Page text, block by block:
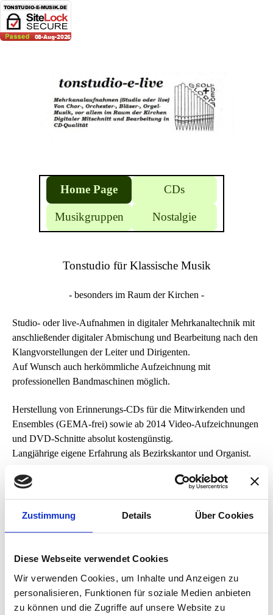
Zustimmung Details Über Cookies
Diese Webseite verwendet Cookies
Wir verwenden Cookies, um Inhalte und Anzeigen zu
personalisieren, Funktionen für soziale Medien anbieten
zu können und die Zugriffe auf unsere Website zu
Menü überspringen
Home Page CDs
Musikgruppen ▼
Nostalgie
Tonstudio für Klassische Musik
- besonders im Raum der Kirchen -
Studio- oder live-Aufnahmen in digitaler Mehrkanaltechnik mit
anschließender digitaler Abmischung und Bearbeitung nach den
Klangvorstellungen der Leiter und Dirigenten.
Auf Wunsch auch herkömmliche Aufzeichnung mit
professionellen Bandmaschinen möglich.
Herstellung von Erinnerungs-CDs für die Mitwirkenden und
Ensembles (GEMA-frei) sowie ab 2014 Video-Aufzeichnungen
und DVD-Schnitte absolut kostengünstig.
Langjährige eigene Erfahrung als Bezirkskantor und Organist.